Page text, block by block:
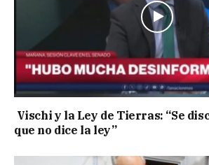
Vischi y la Ley de Tierras: “Se
que no dice la ley”